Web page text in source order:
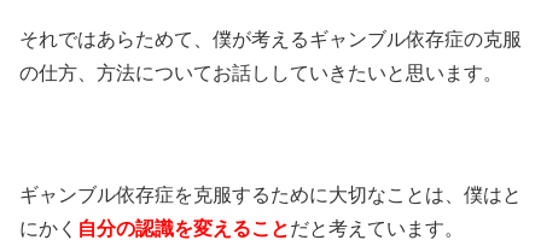
それではあらためて、僕が考えるギャンブル依存症の克服
の仕方、方法についてお話ししていきたいと思います。
ギャンブル依存症を克服するために大切なことは、僕はと
にかく 自分の認識を変えることだと考えています。